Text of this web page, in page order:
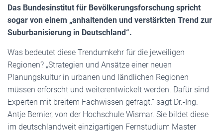
Das Bundesinstitut für Bevölkerungsforschung spricht
sogar von einem „anhaltenden und verstärkten Trend zur
Suburbanisierung in Deutschland“.
Was bedeutet diese Trendumkehr für die jeweiligen
Regionen? „Strategien und Ansätze einer neuen
Planungskultur in urbanen und ländlichen Regionen
müssen erforscht und weiterentwickelt werden. Dafür sind
Experten mit breitem Fachwissen gefragt.“ sagt Dr.-Ing.
Antje Bernier, von der Hochschule Wismar. Sie bildet diese
im deutschlandweit einzigartigen Fernstudium Master